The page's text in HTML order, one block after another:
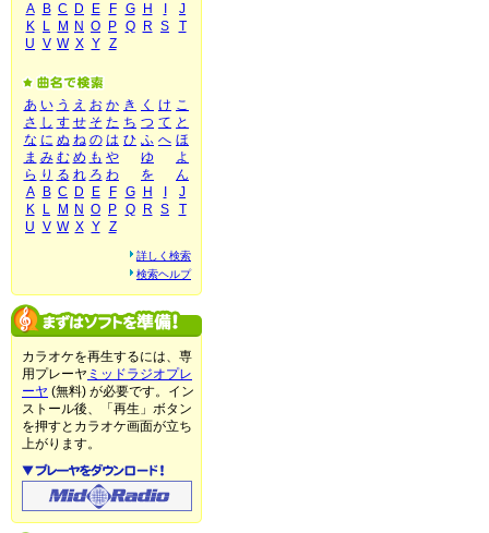
A
B C D E F G H
J
K
L M N O P Q R S
T
U V W X Y Z
あ い う え お か き く け こ
さ し す せ そ た ち つ て と
な に ぬ ね の は ひ ふ へ ほ
ま み む め も や ゆ
よ
ら り る れ ろ わ を
ん
A
B C D E F G H
J
K
L M N O P Q R S
T
U V W X Y Z
詳しく検索
検索ヘルプ
カラオケを再生するには、専
用プレーヤ ミッドラジオプレ
ーヤ (無料) が必要です。イン
ストール後、「再生」ボタン
を押すとカラオケ画面が立ち
上がります。